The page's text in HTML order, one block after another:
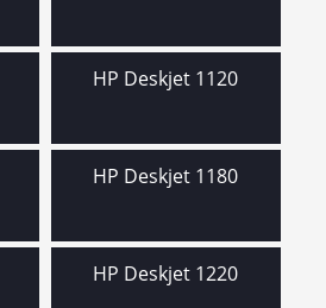
HP Deskjet 1120
HP Deskjet 1180
HP Deskjet 1220